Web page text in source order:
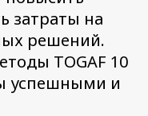
затраты на
решений.
TOGAF 10
успешными и